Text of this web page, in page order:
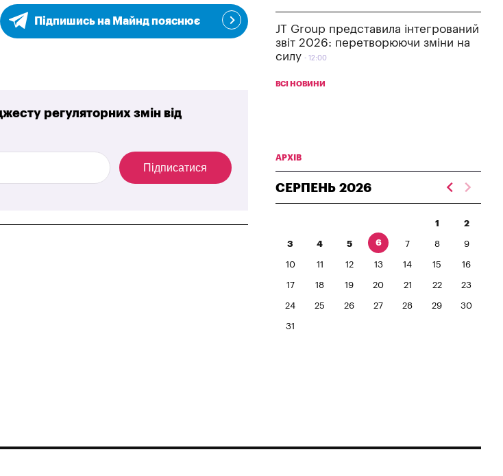
Підпишись на Майнд пояснює
регуляторних змін від
Підписатися
JT Group представила інтегрований
звіт 2026: перетворюючи зміни на
силу
12:00
ВСІ НОВИНИ
АРХІВ
СЕРПЕНЬ 2026
1 2
3 4 5 6 7 8 9
10 11 12 13 14 15 16
17 18 19 20 21 22 23
24 25 26 27 28 29 30
31